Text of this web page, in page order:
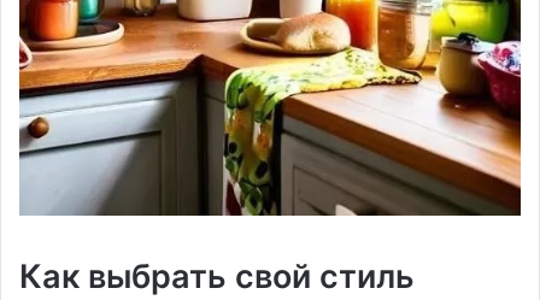
Как выбрать свой стиль